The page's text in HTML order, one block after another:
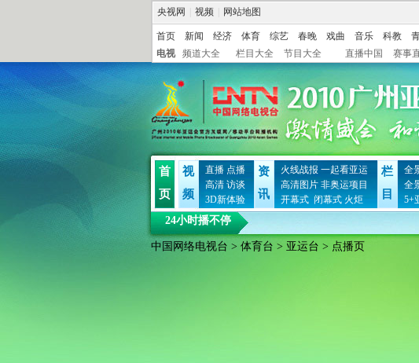
央视网 视频 网站地图
首页 新闻 经济 体育 综艺 春晚 戏曲 音乐 科教
电视
频道大全 栏目大全 节目大全 直播中国 赛事
首
页
视
频
直播 点播
高清 访谈
3D新体验
资
讯
火线战报 一起看亚运
高清图片 非奥运项目
开幕式 闭幕式 火炬
栏
目
全
全
5+
24小时播不停
中国网络电视台 > 体育台 > 亚运台 > 点播页